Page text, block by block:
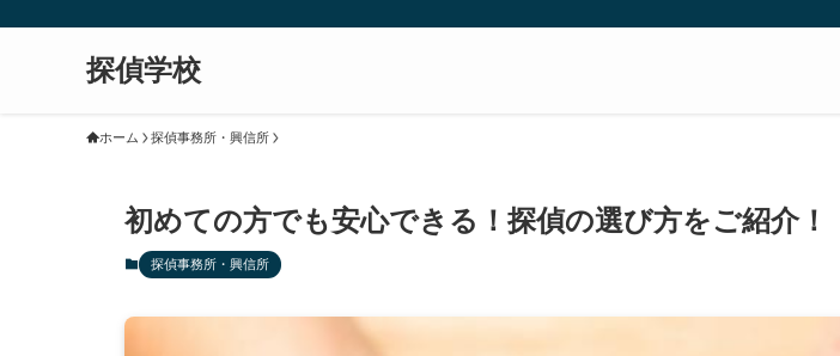
探偵学校
ホーム 探偵事務所・興信所
初めての方でも安心できる！探偵の選び方をご紹介！
探偵事務所・興信所